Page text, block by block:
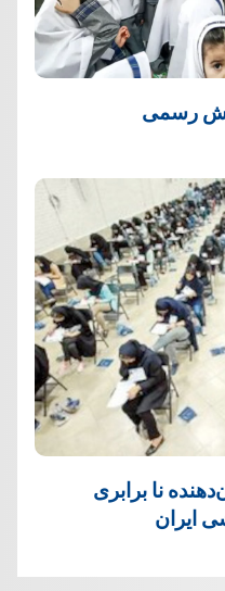
رسمی
نا برابری
ایران